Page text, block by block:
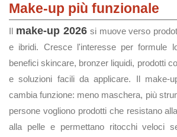
Make-up più funzionale
Il make-up 2026si muove verso
e ibridi. Cresce l'interesse per formule
benefici skincare, bronzer liquidi, prodotti
e soluzioni facili da applicare. Il make-
cambia funzione: meno maschera, più
persone vogliono prodotti che resistano
alla pelle e permettano ritocchi veloci